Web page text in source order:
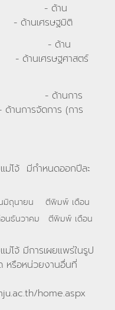
ล้อม - ด้าน
านเศรษฐมิติ
รรม - ด้าน
นเศรษฐศาสตร์
เที่ยว - ด้านการ
ารจัดการ (การ
ม่โจ้ มีกำหนดออกปีละ
นมิถุนายน ตีพิมพ์ เดือน
อนธันวาคม ตีพิมพ์ เดือน
ม่โจ้ มีการเผยแพร่ในรูป
หรือหน่วยงานอื่นที่
home.aspx